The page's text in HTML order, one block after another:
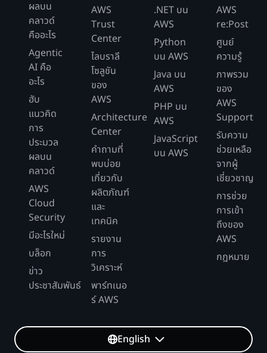
ผลบน
คลาวด์
คืออะไร
Agentic
AI คือ
อะไร
ฮับ
แนวคิด
การ
ประมวล
ผลบน
คลาวด์
AWS
Cloud
Security
มีอะไรใหม่
บล็อก
ข่าว
ประชาสัมพันธ์
AWS
Trust
Center
ไลบราลี
โซลูชัน
ของ
AWS
Architecture
Center
คำถามที่
พบบ่อย
เกี่ยวกับ
ผลิตภัณฑ์
และ
เทคนิค
รายงาน
การ
วิเคราะห์
พาร์ทเนอ
ร์ AWS
.NET บน
AWS
Python
บน AWS
Java บน
AWS
PHP บน
AWS
JavaScript
บน AWS
AWS
re:Post
ศูนย์
ความรู้
ภาพรวม
ของ
AWS
Support
รับความ
ช่วยเหลือ
จากผู้
เชี่ยวชาญ
การช่วย
การเข้า
ถึงของ
AWS
กฎหมาย
English